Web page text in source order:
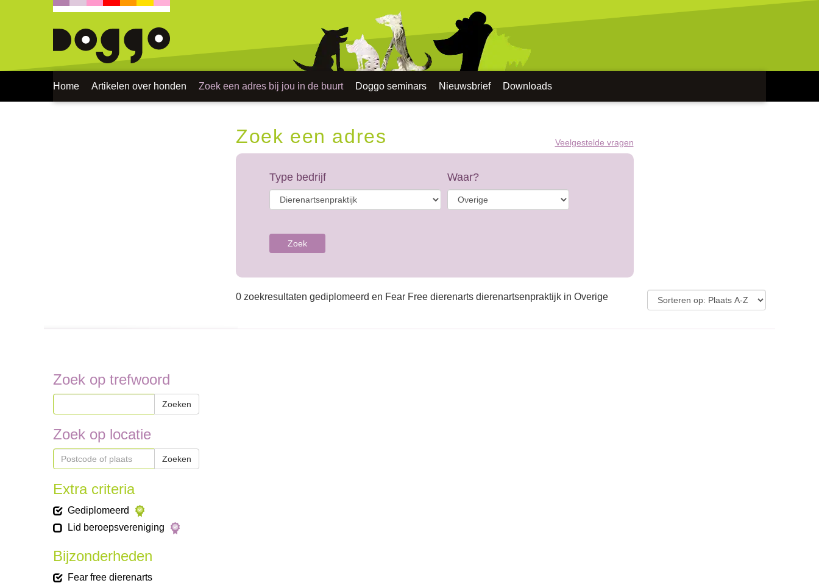
Home Artikelen over honden Zoek een adres bij jou in de buurt Doggo seminars Nieuwsbrief Downloads
Zoek een adres Veelgestelde vragen
Type bedrijf Waar?
Zoek
0 zoekresultaten gediplomeerd en Fear Free dierenarts dierenartsenpraktijk in Overige
Zoek op trefwoord
Zoeken
Zoek op locatie
Zoeken
Extra criteria
Gediplomeerd
Lid beroepsvereniging
Bijzonderheden
Fear free dierenarts